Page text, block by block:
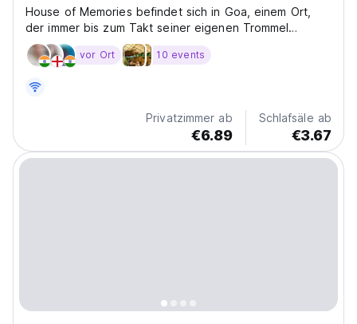
House of Memories befindet sich in Goa, einem Ort,
der immer bis zum Takt seiner eigenen Trommel
marschiert ist. Ein Ort
vor Ort 10 events
Privatzimmer ab
€6.89
Schlafsäle ab
€3.67